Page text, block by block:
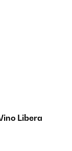
Libera